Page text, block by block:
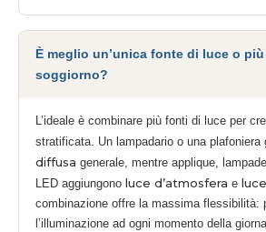
È meglio un’unica fonte di luce o
soggiorno?
L’ideale è combinare più fonti di luce per
stratificata. Un lampadario o una plafoniera
diffusa generale, mentre applique,
LED aggiungono luce d’atmosfera e
combinazione offre la massima flessibilità:
l’illuminazione ad ogni momento della